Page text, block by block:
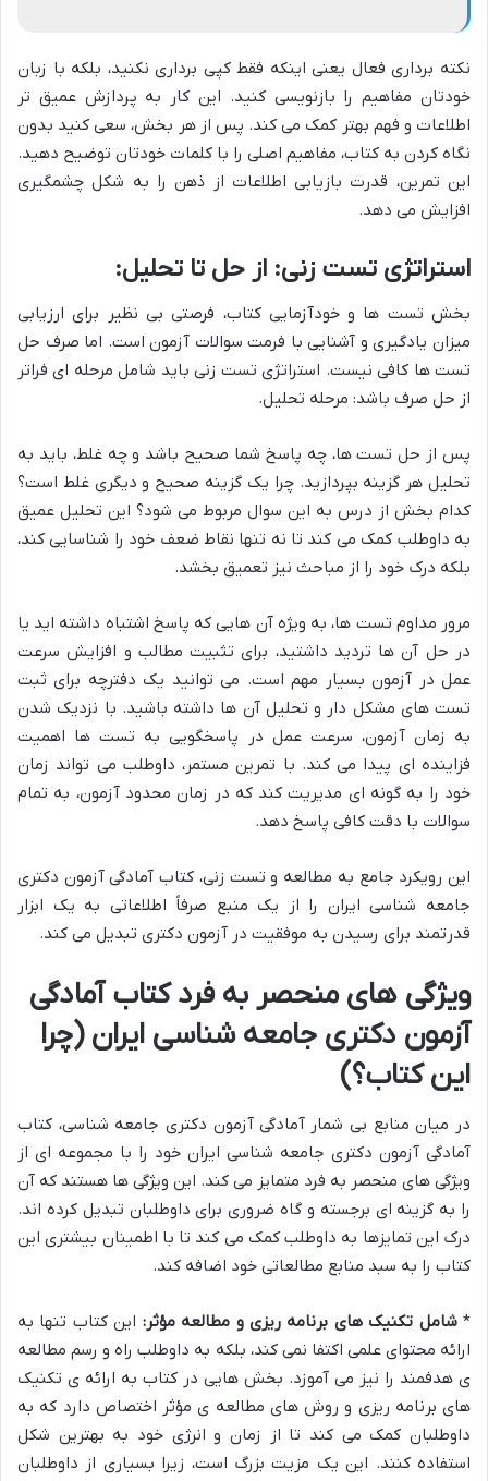
نکته برداری فعال یعنی اینکه فقط کپی برداری نکنید، بلکه با زبان
خودتان مفاهیم را بازنویسی کنید. این کار به پردازش عمیق تر
اطلاعات و فهم بهتر کمک می کند. پس از هر بخش، سعی کنید بدون
نگاه کردن به کتاب، مفاهیم اصلی را با کلمات خودتان توضیح دهید.
این تمرین، قدرت بازیابی اطلاعات از ذهن را به شکل چشمگیری
افزایش می دهد.
استراتژی تست زنی: از حل تا تحلیل:
بخش تست ها و خودآزمایی کتاب، فرصتی بی نظیر برای ارزیابی
میزان یادگیری و آشنایی با فرمت سوالات آزمون است. اما صرف حل
تست ها کافی نیست. استراتژی تست زنی باید شامل مرحله ای فراتر
از حل صرف باشد: مرحله تحلیل.
پس از حل تست ها، چه پاسخ شما صحیح باشد و چه غلط، باید به
تحلیل هر گزینه بپردازید. چرا یک گزینه صحیح و دیگری غلط است؟
کدام بخش از درس به این سوال مربوط می شود؟ این تحلیل عمیق
به داوطلب کمک می کند تا نه تنها نقاط ضعف خود را شناسایی کند،
بلکه درک خود را از مباحث نیز تعمیق بخشد.
مرور مداوم تست ها، به ویژه آن هایی که پاسخ اشتباه داشته اید یا
در حل آن ها تردید داشتید، برای تثبیت مطالب و افزایش سرعت
عمل در آزمون بسیار مهم است. می توانید یک دفترچه برای ثبت
تست های مشکل دار و تحلیل آن ها داشته باشید. با نزدیک شدن
به زمان آزمون، سرعت عمل در پاسخگویی به تست ها اهمیت
فزاینده ای پیدا می کند. با تمرین مستمر، داوطلب می تواند زمان
خود را به گونه ای مدیریت کند که در زمان محدود آزمون، به تمام
سوالات با دقت کافی پاسخ دهد.
این رویکرد جامع به مطالعه و تست زنی، کتاب آمادگی آزمون دکتری
جامعه شناسی ایران را از یک منبع صرفاً اطلاعاتی به یک ابزار
قدرتمند برای رسیدن به موفقیت در آزمون دکتری تبدیل می کند.
ویژگی های منحصر به فرد کتاب آمادگی
آزمون دکتری جامعه شناسی ایران (چرا
این کتاب؟)
در میان منابع بی شمار آمادگی آزمون دکتری جامعه شناسی، کتاب
آمادگی آزمون دکتری جامعه شناسی ایران خود را با مجموعه ای از
ویژگی های منحصر به فرد متمایز می کند. این ویژگی ها هستند که آن
را به گزینه ای برجسته و گاه ضروری برای داوطلبان تبدیل کرده اند.
درک این تمایزها به داوطلب کمک می کند تا با اطمینان بیشتری این
کتاب را به سبد منابع مطالعاتی خود اضافه کند.
*شامل تکنیک های برنامه ریزی و مطالعه مؤثر: این کتاب تنها به
ارائه محتوای علمی اکتفا نمی کند، بلکه به داوطلب راه و رسم مطالعه
ی هدفمند را نیز می آموزد. بخش هایی در کتاب به ارائه ی تکنیک
های برنامه ریزی و روش های مطالعه ی مؤثر اختصاص دارد که به
داوطلبان کمک می کند تا از زمان و انرژی خود به بهترین شکل
استفاده کنند. این یک مزیت بزرگ است، زیرا بسیاری از داوطلبان